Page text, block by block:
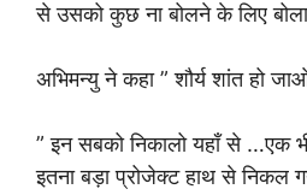
से उसको कुछ ना बोलने के लिए
अभिमन्यु ने कहा ” शौर्य शांत हो
” इन सबको निकालो यहाँ से …एक
इतना बड़ा प्रोजेक्ट हाथ से निकल